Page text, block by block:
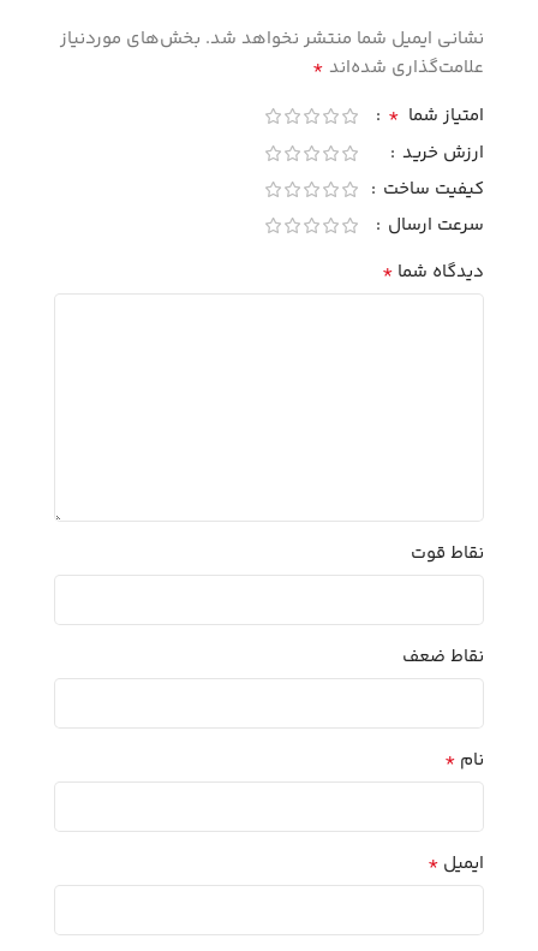
نشانی ایمیل شما منتشر نخواهد شد. بخش‌های موردنیاز
علامت‌گذاری شده‌اند *
امتیاز شما *
ارزش خرید
کیفیت ساخت
سرعت ارسال
دیدگاه شما *
نقاط قوت
نقاط ضعف
نام *
ایمیل *